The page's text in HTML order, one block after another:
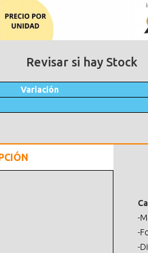
Revisar si hay Stock
Variación
-
-
-